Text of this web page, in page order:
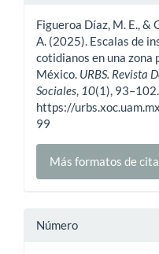
artículo
Figueroa Díaz, M. E.,
A. (2025). Escalas de
cotidianos en una zona
México. URBS. Revista
Sociales, 10(1),
https://
99
Más formatos de cita
Número